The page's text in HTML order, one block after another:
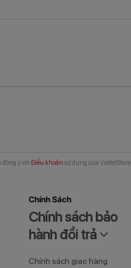
ý với Điều khoản sử dụng của ViettelStore
Chính Sách
Chính sách bảo
hành đổi trả
Chính sách giao hàng